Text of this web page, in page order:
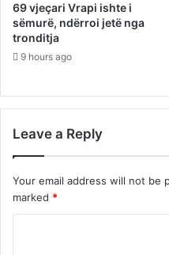
69 vjeçari Vrapi ishte i
sëmurë, ndërroi jetë nga
tronditja
9 hours ago
Leave a Reply
Your email address will not be
marked *